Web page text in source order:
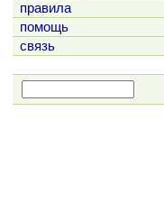
правила
помощь
связь